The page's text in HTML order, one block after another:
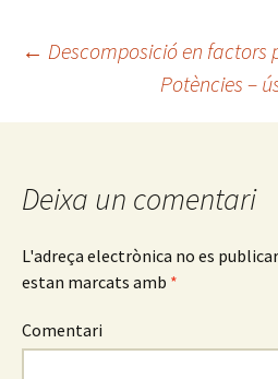
o
p
ar
te
Navegació
pels
articles
← Descomposició en factors
Potències –
Deixa un comentari
L'adreça electrònica no es
estan marcats amb *
Comentari